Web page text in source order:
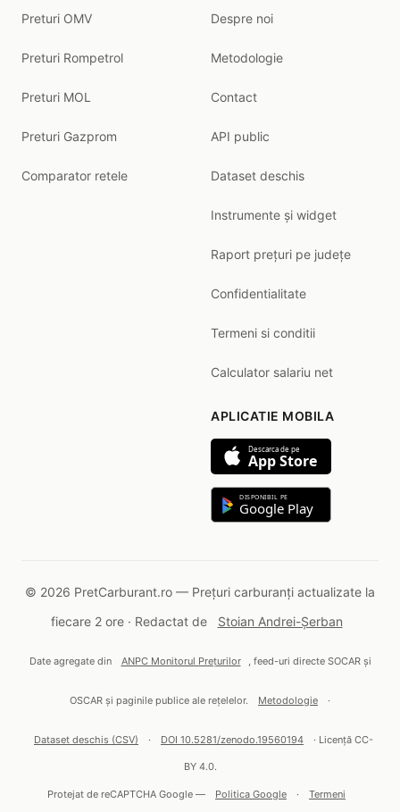
Preturi OMV
Preturi Rompetrol
Preturi MOL
Preturi Gazprom
Comparator retele
Despre noi
Metodologie
Contact
API public
Dataset deschis
Instrumente și widget
Raport prețuri pe județe
Confidentialitate
Termeni si conditii
Calculator salariu net
APLICATIE MOBILA
Descarca de pe
App Store
DISPONIBIL PE
Google Play
© 2026 PretCarburant.ro — Prețuri carburanți actualizate la
fiecare 2 ore · Redactat de
Stoian Andrei-Șerban
Date agregate din ANPC Monitorul Prețurilor , feed-uri directe SOCAR și
OSCAR și paginile publice ale rețelelor. Metodologie ·
Dataset deschis (CSV) · DOI 10.5281/zenodo.19560194 · Licență CC-
BY 4.0.
Protejat de reCAPTCHA Google — Politica Google · Termeni